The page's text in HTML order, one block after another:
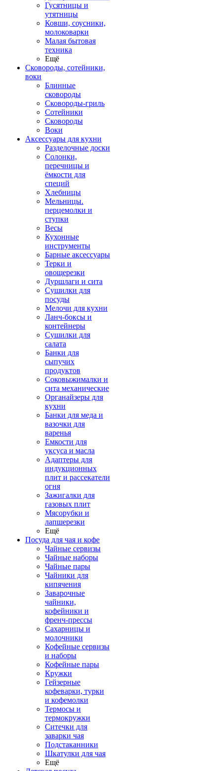
Гусятницы и
утятницы
Ковши, соусники,
молоковарки
Малая бытовая
техника
Ещё
Сковороды, сотейники,
воки
Блинные
сковороды
Сковороды-гриль
Сотейники
Сковороды
Воки
Аксессуары для кухни
Разделочные доски
Солонки,
перечницы и
ёмкости для
специй
Хлебницы
Мельницы.
перцемолки и
ступки
Весы
Кухонные
инструменты
Барные аксессуары
Терки и
овощерезки
Дуршлаги и сита
Сушилки для
посуды
Мелочи для кухни
Ланч-боксы и
контейнеры
Сушилки для
салата
Банки для
сыпучих
продуктов
Соковыжималки и
сита механические
Органайзеры для
кухни
Банки для меда и
вазочки для
варенья
Емкости для
уксуса и масла
Адаптеры для
индукционных
плит и рассекатели
огня
Зажигалки для
газовых плит
Мясорубки и
лапшерезки
Ещё
Посуда для чая и кофе
Чайные сервизы
Чайные наборы
Чайные пары
Чайники для
кипячения
Заварочные
чайники,
кофейники и
френч-прессы
Сахарницы и
молочники
Кофейные сервизы
и наборы
Кофейные пары
Кружки
Гейзерные
кофеварки, турки
и кофемолки
Термосы и
термокружки
Ситечки для
заварки чая
Подстаканники
Шкатулки для чая
Ещё